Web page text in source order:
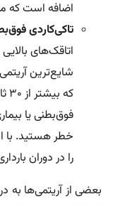
اضافه است که
تاکی‌کاردی
اتاقک‌های
شایع‌ترین
فوق‌بطنی یا
خطر هستید. با
را در دوران
بعضی از آریتمی‌ها به